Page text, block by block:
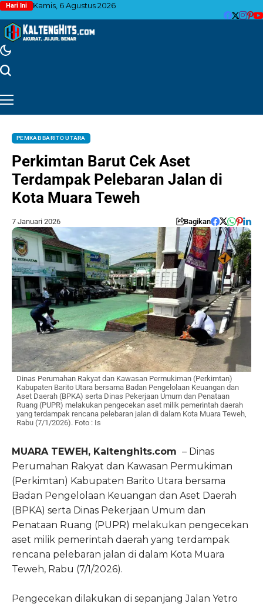
Hari Ini Kamis, 6 Agustus 2026
PEMKAB BARITO UTARA
Perkimtan Barut Cek Aset
Terdampak Pelebaran Jalan di
Kota Muara Teweh
7 Januari 2026 Bagikan
Dinas Perumahan Rakyat dan Kawasan Permukiman (Perkimtan)
Kabupaten Barito Utara bersama Badan Pengelolaan Keuangan dan
Aset Daerah (BPKA) serta Dinas Pekerjaan Umum dan Penataan
Ruang (PUPR) melakukan pengecekan aset milik pemerintah daerah
yang terdampak rencana pelebaran jalan di dalam Kota Muara Teweh,
Rabu (7/1/2026). Foto : Is
MUARA TEWEH, Kaltenghits.com – Dinas
Perumahan Rakyat dan Kawasan Permukiman
(Perkimtan) Kabupaten Barito Utara bersama
Badan Pengelolaan Keuangan dan Aset Daerah
(BPKA) serta Dinas Pekerjaan Umum dan
Penataan Ruang (PUPR) melakukan pengecekan
aset milik pemerintah daerah yang terdampak
rencana pelebaran jalan di dalam Kota Muara
Teweh, Rabu (7/1/2026).
Pengecekan dilakukan di sepanjang Jalan Yetro